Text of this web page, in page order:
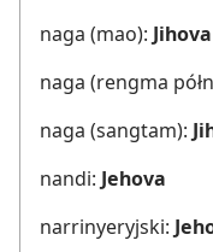
naga (mao): Jihova
naga (rengma
naga (sangtam):
nandi: Jehova
narrinyeryjski: